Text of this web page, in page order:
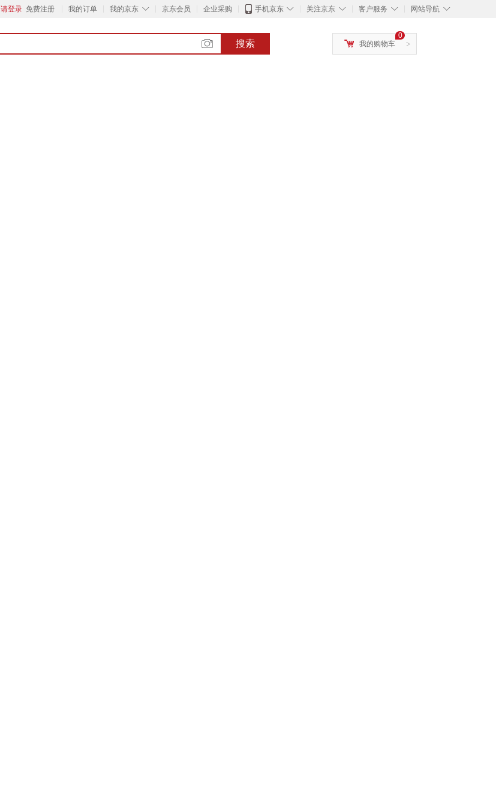
请登录 免费注册 我的订单 ◇
我的京东 京东会员 企业采购 ◇
手机京东 ◇
关注京东 ◇
客户服务 ◇
网站导航
搜索 >
0
我的购物车